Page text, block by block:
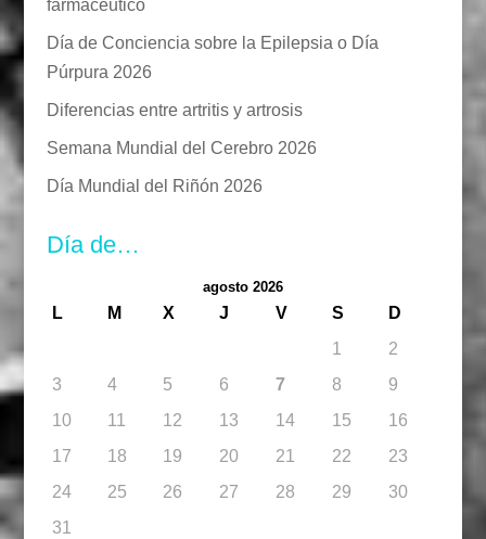
farmacéutico
Día de Conciencia sobre la Epilepsia o Día
Púrpura 2026
Diferencias entre artritis y artrosis
Semana Mundial del Cerebro 2026
Día Mundial del Riñón 2026
Día de…
agosto 2026
L M X J V S
D
1
2
3
4 5 6 7 8
9
10
11 12 13 14 15
16
17
18 19 20 21 22
23
24
25 26 27 28 29
30
31